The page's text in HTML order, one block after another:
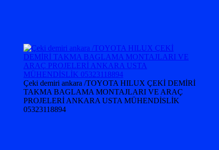
Çeki demiri ankara /TOYOTA HILUX ÇEKİ DEMİRİ
TAKMA BAGLAMA MONTAJLARI VE ARAÇ
PROJELERİ ANKARA USTA MÜHENDİSLİK
05323118894